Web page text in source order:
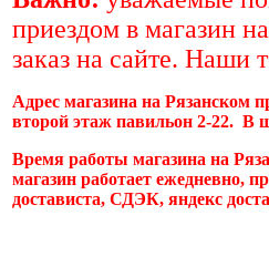
приездом в магазин
заказ на сайте. Наши
Адрес магазина на Рязанском
второй этаж павильон 2-22. В
Время работы магазина на
магазин работает ежедневно,
достависта, СДЭК, яндекс